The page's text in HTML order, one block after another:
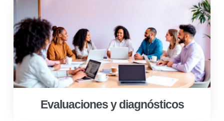
Evaluaciones y diagnósticos